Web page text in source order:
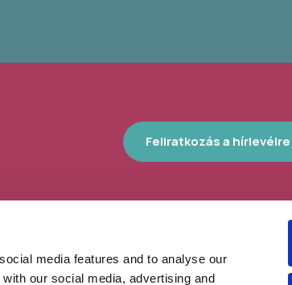
media features and to analyse our
our social media, advertising and
Feliratkozás a hírlevélre
10 nap, 140 ezer látogató, 40 helyszín, 4300
program – számokban így festett az idei